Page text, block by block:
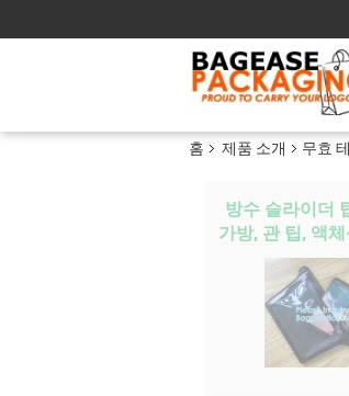
홈 제품 소개 무효
방수 슬라이더
가방, 관 팁, 액
공급, 백